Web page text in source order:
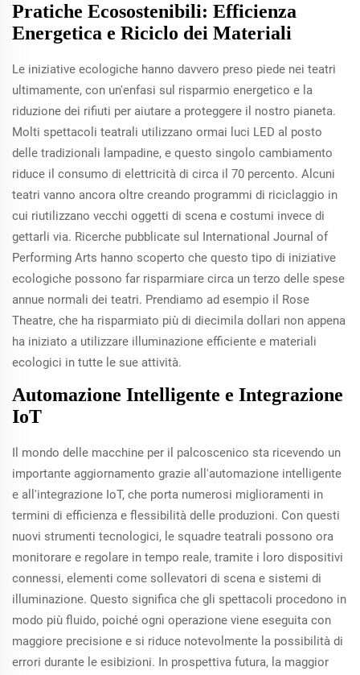
Pratiche Ecosostenibili: Efficienza
Energetica e Riciclo dei Materiali
Le iniziative ecologiche hanno davvero preso piede nei teatri
ultimamente, con un'enfasi sul risparmio energetico e la
riduzione dei rifiuti per aiutare a proteggere il nostro pianeta.
Molti spettacoli teatrali utilizzano ormai luci LED al posto
delle tradizionali lampadine, e questo singolo cambiamento
riduce il consumo di elettricità di circa il 70 percento. Alcuni
teatri vanno ancora oltre creando programmi di riciclaggio in
cui riutilizzano vecchi oggetti di scena e costumi invece di
gettarli via. Ricerche pubblicate sul International Journal of
Performing Arts hanno scoperto che questo tipo di iniziative
ecologiche possono far risparmiare circa un terzo delle spese
annue normali dei teatri. Prendiamo ad esempio il Rose
Theatre, che ha risparmiato più di diecimila dollari non appena
ha iniziato a utilizzare illuminazione efficiente e materiali
ecologici in tutte le sue attività.
Automazione Intelligente e Integrazione
IoT
Il mondo delle macchine per il palcoscenico sta ricevendo un
importante aggiornamento grazie all'automazione intelligente
e all'integrazione IoT, che porta numerosi miglioramenti in
termini di efficienza e flessibilità delle produzioni. Con questi
nuovi strumenti tecnologici, le squadre teatrali possono ora
monitorare e regolare in tempo reale, tramite i loro dispositivi
connessi, elementi come sollevatori di scena e sistemi di
illuminazione. Questo significa che gli spettacoli procedono in
modo più fluido, poiché ogni operazione viene eseguita con
maggiore precisione e si riduce notevolmente la possibilità di
errori durante le esibizioni. In prospettiva futura, la maggior